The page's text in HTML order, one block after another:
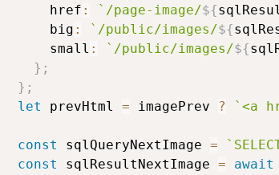
      href
: ` /page-image/${
      big
: ` /public/images/${
      small
: ` /public/images/${
} ;
} ;
let
prevHtml = imagePrev ? ` <a
const sqlQueryNextImage = `
const
sqlResultNextImage = await